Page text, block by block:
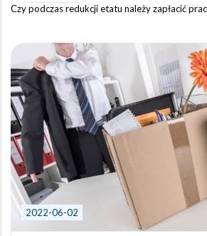
Czy podczas redukcji etatu należy zapłacić
2022-06-02